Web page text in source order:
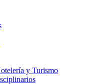
y Turismo